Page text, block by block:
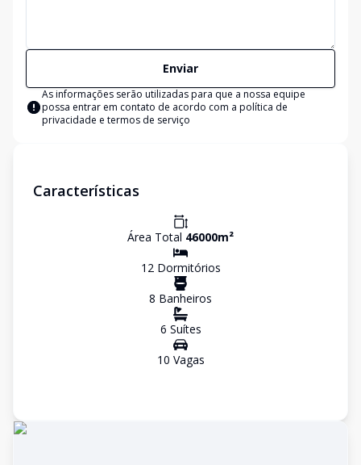
Enviar
As informações serão utilizadas para que a nossa equipe
possa entrar em contato de acordo com a política de
privacidade e termos de serviço
Características
Área Total 46000m²
12Dormitórios
8 Banheiros
6 Suítes
10 Vagas